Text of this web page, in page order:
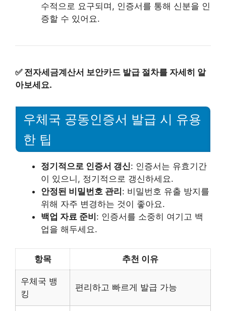
수적으로 요구되며, 인증서를 통해 신분을 인
증할 수 있어요.
✅ 전자세금계산서 보안카드 발급 절차를 자세히 알
아보세요.
우체국 공동인증서 발급 시 유용
한 팁
정기적으로 인증서 갱신: 인증서는 유효기간
이 있으니, 정기적으로 갱신하세요.
안정된 비밀번호 관리: 비밀번호 유출 방지를
위해 자주 변경하는 것이 좋아요.
백업 자료 준비: 인증서를 소중히 여기고 백
업을 해두세요.
항목 추천 이유
우체국 뱅
킹
편리하고 빠르게 발급 가능